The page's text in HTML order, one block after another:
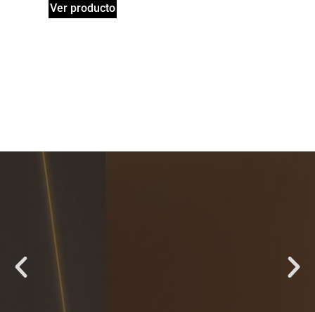
Ver producto